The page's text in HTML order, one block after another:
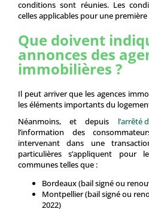
conditions sont réunies. Les
celles applicables pour une
Que doivent
annonces des
immobilières ?
Il peut arriver que les agences
les éléments importants du
Néanmoins, et depuis l’arrêté
l’information des
intervenant dans une
particulières s’appliquent pour
communes telles que :
Bordeaux (bail signé ou
Montpellier (bail signé ou
2022)